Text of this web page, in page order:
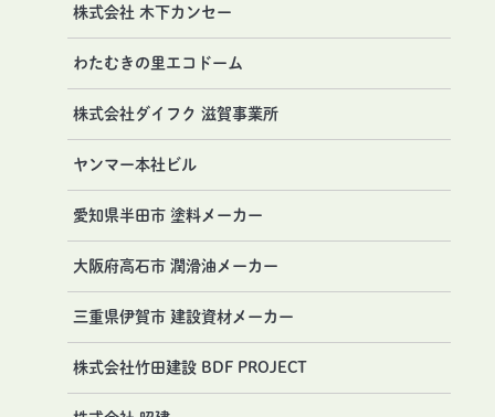
株式会社 木下カンセー
わたむきの里エコドーム
株式会社ダイフク 滋賀事業所
ヤンマー本社ビル
愛知県半田市 塗料メーカー
大阪府高石市 潤滑油メーカー
三重県伊賀市 建設資材メーカー
株式会社竹田建設 BDF PROJECT